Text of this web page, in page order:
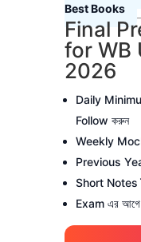
Best Books
Final
for WB
2026
Daily
Follow করুন
Weekly
Previous
Short Notes
Exam এর